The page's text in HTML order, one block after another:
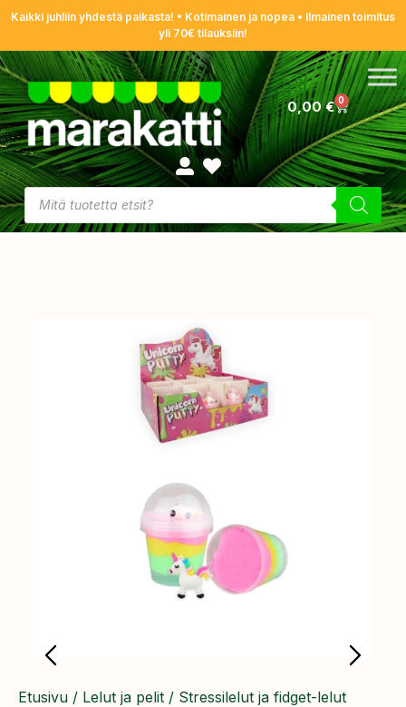
Kaikki juhliin yhdestä paikasta! • Kotimainen ja nopea • Ilmainen toimitus
yli 70€ tilauksiin!
0,00€ 0
Etusivu / Lelut ja pelit / Stressilelut ja fidget-lelut